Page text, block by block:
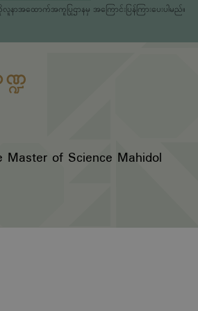
လူနာအထောက်အကူပြုဌာနမှ အကြောင်းပြန်ကြားပေးပါမည်။
ဍ
Master of Science Mahidol